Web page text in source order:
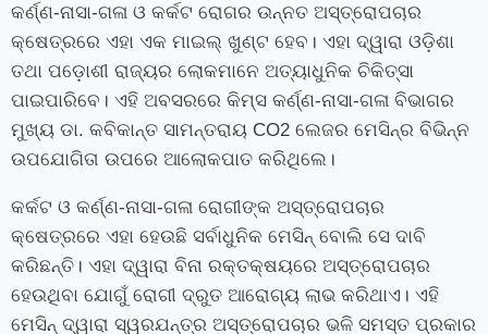
କର୍ଣ୍ଣ-ନାସା-ଗଳା ଓ କର୍କଟ ରୋଗର ଉନ୍ନତ ଅସ୍ତ୍ରୋପଚାର
କ୍ଷେତ୍ରରେ ଏହା ଏକ ମାଇଲ୍‍ ଖୁଣ୍ଟ ହେବ। ଏହା ଦ୍ୱାରା ଓଡ଼ିଶା
ତଥା ପଡ଼ୋଶୀ ରାଜ୍ୟର ଲୋକମାନେ ଅତ୍ୟାଧୁନିକ ଚିକିତ୍ସା
ପାଇପାରିବେ। ଏହି ଅବସରରେ କିମ୍‍ସ କର୍ଣ୍ଣ-ନାସା-ଗଳା ବିଭାଗର
ମୁଖ୍ୟ ଡା. କବିକାନ୍ତ ସାମନ୍ତରାୟ CO2 ଲେଜର ମେସିନ୍‍ର ବିଭିନ୍ନ
ଉପଯୋଗିତା ଉପରେ ଆଲୋକପାତ କରିଥିଲେ।
କର୍କଟ ଓ କର୍ଣ୍ଣ-ନାସା-ଗଳା ରୋଗୀଙ୍କ ଅସ୍ତ୍ରୋପଚାର
କ୍ଷେତ୍ରରେ ଏହା ହେଉଛି ସର୍ବାଧୁନିକ ମେସିନ୍‍ ବୋଲି ସେ ଦାବି
କରିଛନ୍ତି। ଏହା ଦ୍ୱାରା ବିନା ରକ୍ତକ୍ଷୟରେ ଅସ୍ତ୍ରୋପଚାର
ହେଉଥିବା ଯୋଗୁଁ ରୋଗୀ ଦ୍ରୁତ ଆରୋଗ୍ୟ ଲାଭ କରିଥାଏ। ଏହି
ମେସିନ୍‍ ଦ୍ୱାରା ସ୍ୱରଯନ୍ତ୍ର ଅସ୍ତ୍ରୋପଚାର ଭଳି ସମସ୍ତ ପ୍ରକାର